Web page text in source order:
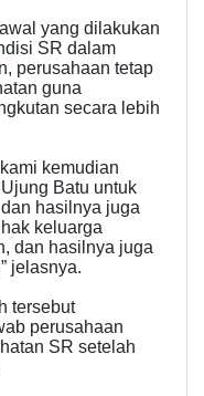
yang dilakukan
SR dalam
perusahaan tetap
guna
secara lebih
kemudian
Batu untuk
hasilnya juga
keluarga
dan hasilnya juga
jelasnya.
tersebut
perusahaan
SR setelah